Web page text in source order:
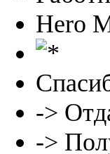
Hero
->
->